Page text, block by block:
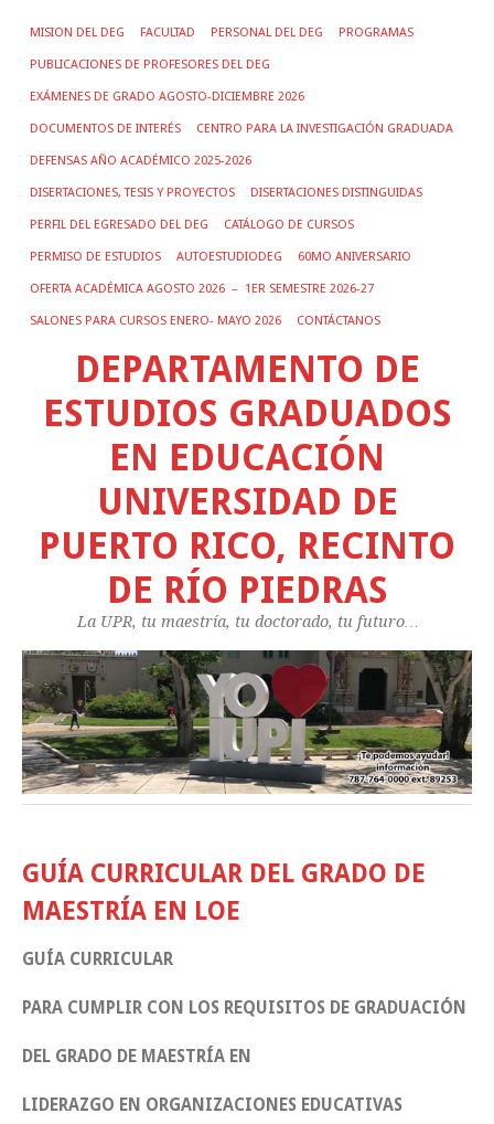
MISION DEL DEG FACULTAD PERSONAL DEL DEG PROGRAMAS
PUBLICACIONES DE PROFESORES DEL DEG
EXÁMENES DE GRADO AGOSTO-DICIEMBRE 2026
DOCUMENTOS DE INTERÉS CENTRO PARA LA INVESTIGACIÓN GRADUADA
DEFENSAS AÑO ACADÉMICO 2025-2026
DISERTACIONES, TESIS Y PROYECTOS DISERTACIONES DISTINGUIDAS
PERFIL DEL EGRESADO DEL DEG CATÁLOGO DE CURSOS
PERMISO DE ESTUDIOS AUTOESTUDIODEG 60MO ANIVERSARIO
OFERTA ACADÉMICA AGOSTO 2026 – 1ER SEMESTRE 2026-27
SALONES PARA CURSOS ENERO- MAYO 2026 CONTÁCTANOS
DEPARTAMENTO DE
ESTUDIOS GRADUADOS
EN EDUCACIÓN
UNIVERSIDAD DE
PUERTO RICO, RECINTO
DE RÍO PIEDRAS
La UPR, tu maestría, tu doctorado, tu futuro…
GUÍA CURRICULAR DEL GRADO DE
MAESTRÍA EN LOE
GUÍA CURRICULAR
PARA CUMPLIR CON LOS REQUISITOS DE GRADUACIÓN
DEL GRADO DE MAESTRÍA EN
LIDERAZGO EN ORGANIZACIONES EDUCATIVAS